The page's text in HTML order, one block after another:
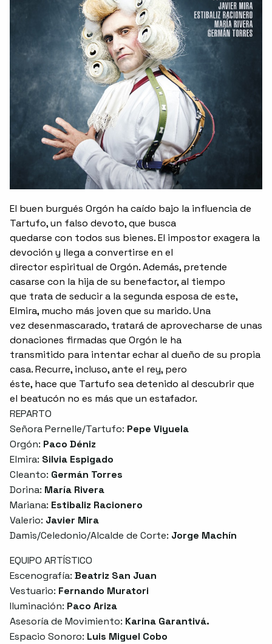
El buen burgués Orgón ha caído bajo la influencia de
Tartufo, un falso devoto, que busca
quedarse con todos sus bienes. El impostor exagera la
devoción y llega a convertirse en el
director espiritual de Orgón. Además, pretende
casarse con la hija de su benefactor, al tiempo
que trata de seducir a la segunda esposa de este,
Elmira, mucho más joven que su marido. Una
vez desenmascarado, tratará de aprovecharse de unas
donaciones firmadas que Orgón le ha
transmitido para intentar echar al dueño de su propia
casa. Recurre, incluso, ante el rey, pero
éste, hace que Tartufo sea detenido al descubrir que
el beatucón no es más que un estafador.
REPARTO
Señora Pernelle/Tartufo: Pepe Viyuela
Orgón: Paco Déniz
Elmira: Silvia Espigado
Cleanto: Germán Torres
Dorina: María Rivera
Mariana: Estibaliz Racionero
Valerio: Javier Mira
Damis/Celedonio/Alcalde de Corte: Jorge Machín
EQUIPO ARTÍSTICO
Escenografía: Beatriz San Juan
Vestuario: Fernando Muratori
Iluminación: Paco Ariza
Asesoría de Movimiento: Karina Garantivá.
Espacio Sonoro: Luis Miguel Cobo